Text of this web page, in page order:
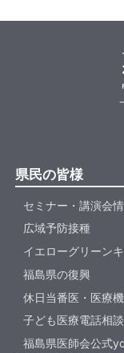
県民の皆様
セミナー・講演会
広域予防接種
イエローグリーン
福島県の復興
休日当番医・医療
子ども医療電話相
福島県医師会公式